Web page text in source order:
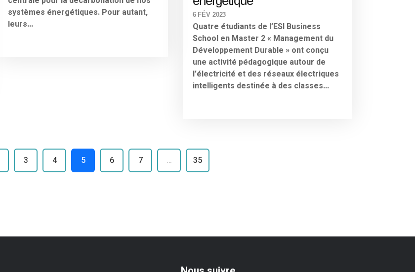
systèmes énergétiques. Pour autant,
leurs...
6 FÉV 2023
Quatre étudiants de l’ESI Business
School en Master 2 « Management du
Développement Durable » ont conçu
une activité pédagogique autour de
l’électricité et des réseaux électriques
intelligents destinée à des classes...
3 4 5 6 7 … 35